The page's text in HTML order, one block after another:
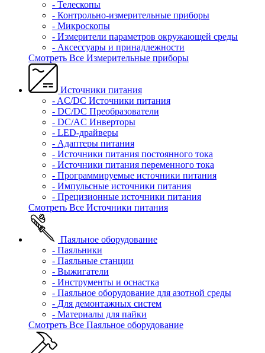
- Телескопы
- Контрольно-измерительные приборы
- Микроскопы
- Измерители параметров окружающей среды
- Аксессуары и принадлежности
Смотреть Все Измерительные приборы
Источники питания
- AC/DC Источники питания
- DC/DC Преобразователи
- DC/AC Инверторы
- LED-драйверы
- Адаптеры питания
- Источники питания постоянного тока
- Источники питания переменного тока
- Программируемые источники питания
- Импульсные источники питания
- Прецизионные источники питания
Смотреть Все Источники питания
Паяльное оборудование
- Паяльники
- Паяльные станции
- Выжигатели
- Инструменты и оснастка
- Паяльное оборудование для азотной среды
- Для демонтажных систем
- Материалы для пайки
Смотреть Все Паяльное оборудование